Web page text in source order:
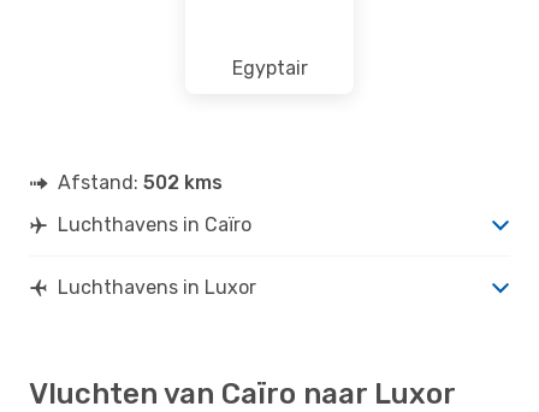
Egyptair
Afstand: 502 kms
Luchthavens in Caïro
Luchthavens in Luxor
Vluchten van Caïro naar Luxor